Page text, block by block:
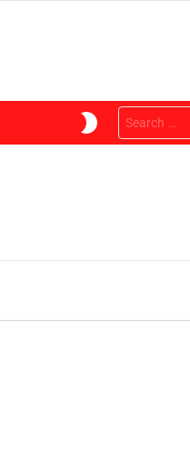
SKIN
Search
for: